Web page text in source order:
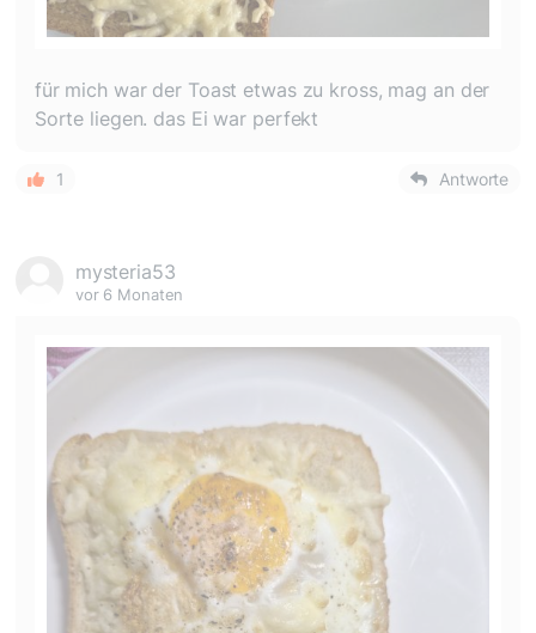
für mich war der Toast etwas zu kross, mag an der
Sorte liegen. das Ei war perfekt
1 Antworte
mysteria53
vor 6 Monaten